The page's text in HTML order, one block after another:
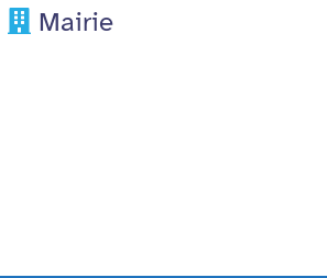
Mairie